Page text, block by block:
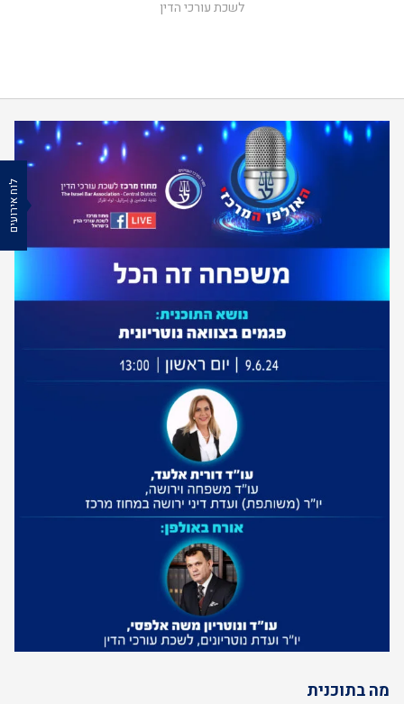
לשכת עורכי הדין
מה בתוכנית
לוח אירועים